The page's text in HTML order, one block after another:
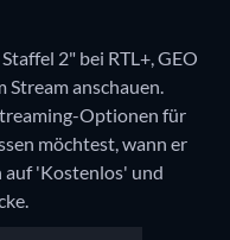
2" bei RTL+, GEO
anschauen.
Optionen für
möchtest, wann er
auf 'Kostenlos' und